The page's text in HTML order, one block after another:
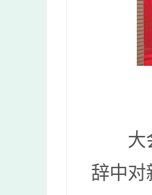
大会
辞中对